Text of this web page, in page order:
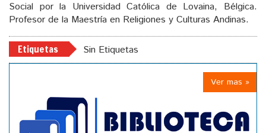
Social por la Universidad Católica de Lovaina, Bélgica.
Profesor de la Maestría en Religiones y Culturas Andinas.
Etiquetas Sin Etiquetas
Ver mas »